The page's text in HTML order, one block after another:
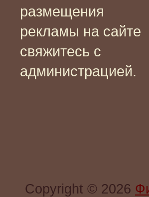
размещения
рекламы на сайте
свяжитесь с
администрацией.
Copyright © 2026